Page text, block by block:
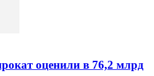
оценили в 76,2 млрд